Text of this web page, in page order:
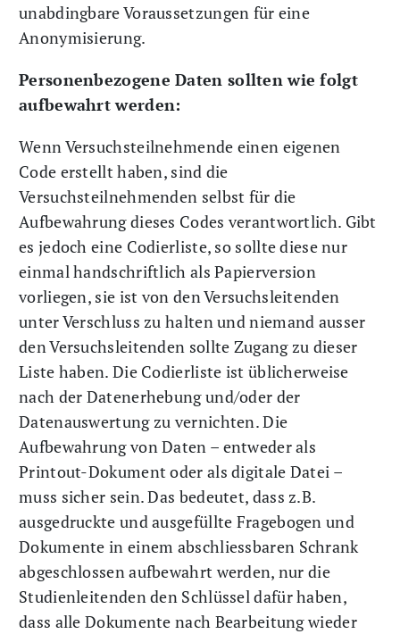
unabdingbare Voraussetzungen für eine
Anonymisierung.
Personenbezogene Daten sollten wie folgt
aufbewahrt werden:
Wenn Versuchsteilnehmende einen eigenen
Code erstellt haben, sind die
Versuchsteilnehmenden selbst für die
Aufbewahrung dieses Codes verantwortlich. Gibt
es jedoch eine Codierliste, so sollte diese nur
einmal handschriftlich als Papierversion
vorliegen, sie ist von den Versuchsleitenden
unter Verschluss zu halten und niemand ausser
den Versuchsleitenden sollte Zugang zu dieser
Liste haben. Die Codierliste ist üblicherweise
nach der Datenerhebung und/oder der
Datenauswertung zu vernichten. Die
Aufbewahrung von Daten – entweder als
Printout-Dokument oder als digitale Datei –
muss sicher sein. Das bedeutet, dass z.B.
ausgedruckte und ausgefüllte Fragebogen und
Dokumente in einem abschliessbaren Schrank
abgeschlossen aufbewahrt werden, nur die
Studienleitenden den Schlüssel dafür haben,
dass alle Dokumente nach Bearbeitung wieder